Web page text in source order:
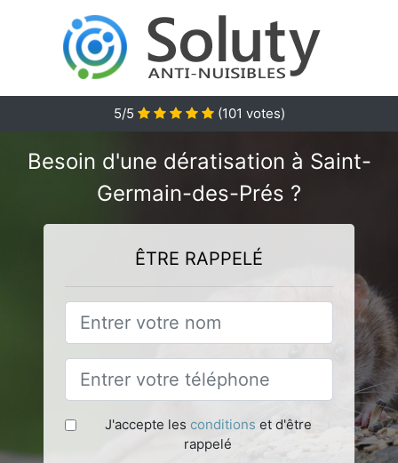
5/5 (101 votes)
Besoin d'une dératisation à Saint-
Germain-des-Prés ?
ÊTRE RAPPELÉ
J'accepte les conditions et d'être
rappelé